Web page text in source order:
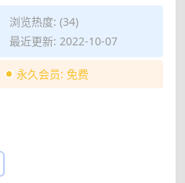
浏览热度: (34)
最近更新: 2022-10-07
永久会员: 免费